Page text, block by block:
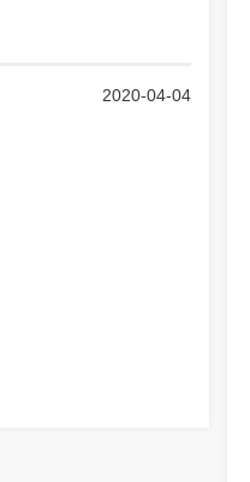
2020-04-04